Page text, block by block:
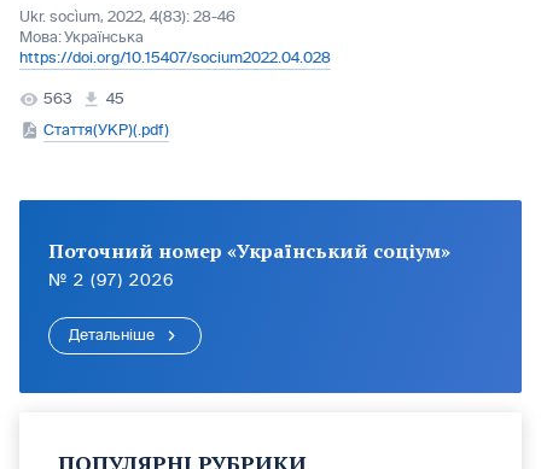
Ukr. socìum, 2022, 4(83): 28-46
Мова:Українська
https://doi.org/10.15407/socium2022.04.028
563
45
Стаття(УКР)(.pdf)
Поточний номер «Український соціум»
№ 2 (97) 2026
Детальніше
ПОПУЛЯРНІ РУБРИКИ